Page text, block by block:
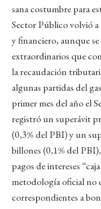
sana costumbre para
Sector Público volvió
y financiero, aunque
extraordinarios que
la recaudación
algunas partidas del
primer mes del año el
registró un superávit
(0,3% del PBI) y un
billones (0,1% del
pagos de intereses
metodología oficial no
correspondientes a